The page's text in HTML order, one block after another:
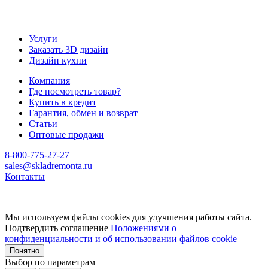
Услуги
Заказать 3D дизайн
Дизайн кухни
Компания
Где посмотреть товар?
Купить в кредит
Гарантия, обмен и возврат
Статьи
Оптовые продажи
8-800-775-27-27
sales@skladremonta.ru
Контакты
Мы используем файлы cookies для улучшения работы сайта.
Подтвердить соглашение Положениями о
конфиденциальности и об использовании файлов cookie
Понятно
Выбор по параметрам